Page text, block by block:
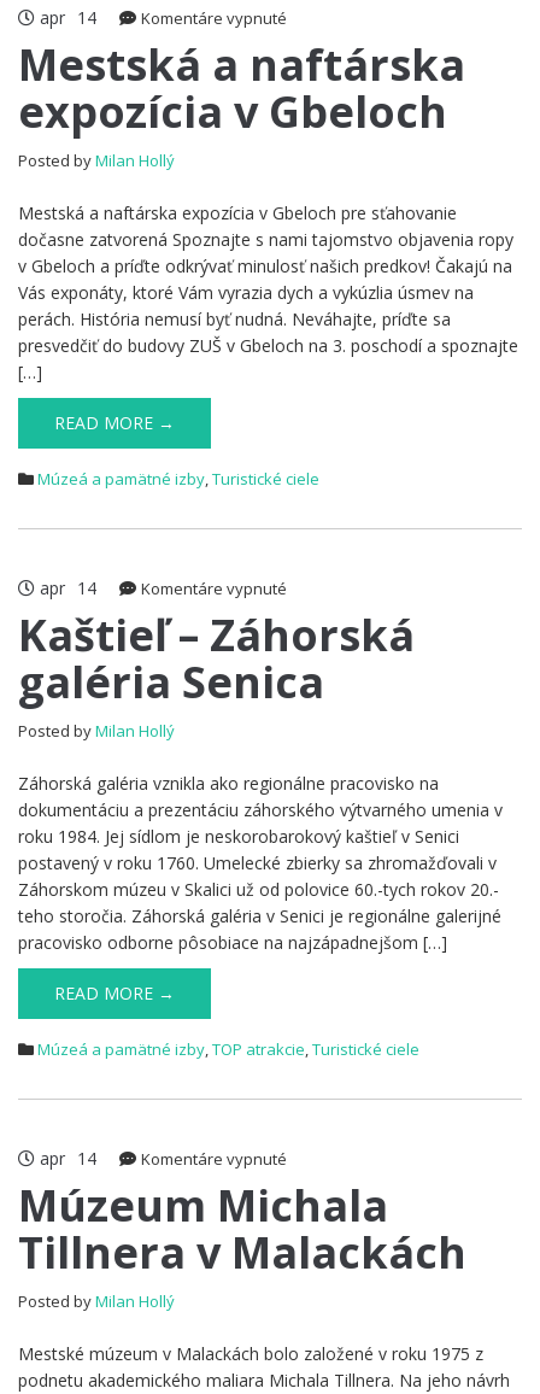
apr 14 Komentáre vypnuté
a
naftárska
expozícia
Mestská a naftárska
expozícia v Gbeloch
Posted byMilan Hollý
Mestská a naftárska expozícia v Gbeloch pre sťahovanie
dočasne zatvorená Spoznajte s nami tajomstvo objavenia ropy
v Gbeloch a príďte odkrývať minulosť našich predkov! Čakajú na
Vás exponáty, ktoré Vám vyrazia dych a vykúzlia úsmev na
perách. História nemusí byť nudná. Neváhajte, príďte sa
presvedčiť do budovy ZUŠ v Gbeloch na 3. poschodí a spoznajte
[…]
READ MORE →
Múzeá a pamätné izby,Turistické ciele
apr 14 Komentáre vypnuté
–
galéria
Kaštieľ – Záhorská
galéria Senica
Posted byMilan Hollý
Záhorská galéria vznikla ako regionálne pracovisko na
dokumentáciu a prezentáciu záhorského výtvarného umenia v
roku 1984. Jej sídlom je neskorobarokový kaštieľ v Senici
postavený v roku 1760. Umelecké zbierky sa zhromažďovali v
Záhorskom múzeu v Skalici už od polovice 60.-tych rokov 20.-
teho storočia. Záhorská galéria v Senici je regionálne galerijné
pracovisko odborne pôsobiace na najzápadnejšom […]
READ MORE →
Múzeá a pamätné izby,TOP atrakcie,Turistické ciele
apr 14 Komentáre vypnuté
Michala
Tillnera
v
Múzeum Michala
Tillnera v Malackách
Posted byMilan Hollý
Mestské múzeum v Malackách bolo založené v roku 1975 z
podnetu akademického maliara Michala Tillnera. Na jeho návrh